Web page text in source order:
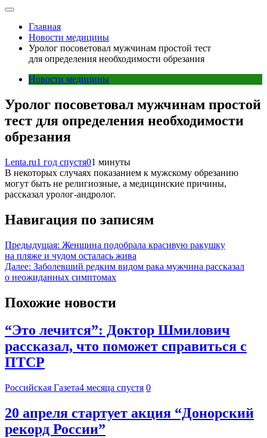
Главная
Новости медицины
Уролог посоветовал мужчинам простой тест
для определения необходимости обрезания
Новости медицины
Уролог посоветовал мужчинам простой
тест для определения необходимости
обрезания
Lenta.ru1 год спустя01 минуты
В некоторых случаях показанием к мужскому обрезанию
могут быть не религиозные, а медицинские причины,
рассказал уролог-андролог.
Навигация по записям
Предыдущая: Женщина подобрала красивую ракушку
на пляже и чудом осталась жива
Далее: Заболевший редким видом рака мужчина рассказал
о неожиданных симптомах
Похожие новости
“Это лечится”: Доктор Шмилович
рассказал, что поможет справиться с
ПТСР
Российская Газета4 месяца спустя 0
20 апреля стартует акция “Донорский
рекорд России”